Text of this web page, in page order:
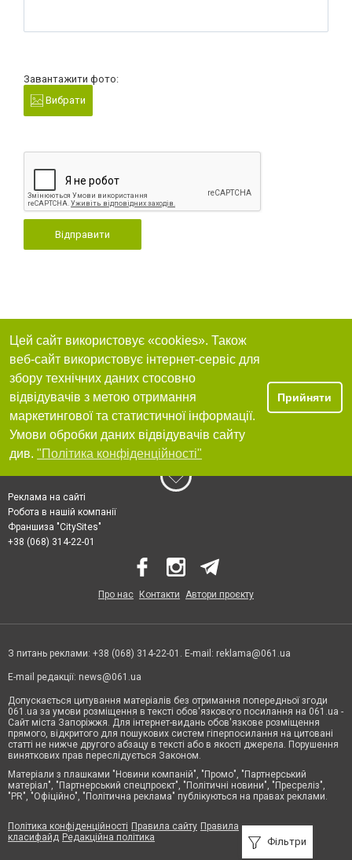
Завантажити фото:
Вибрати
Відправити
Фільтри
Цей сайт використовує «cookies». Також
веб-сайт використовує інтернет-сервіс для
збору технічних даних стосовно
відвідувачів з метою отримання
маркетингової та статистичної інформації.
Умови обробки даних відвідувачів сайту
див. "Політика конфіденційності"
Прийняти
Реклама на сайті
Робота в нашій компанії
Франшиза "CitySites"
+38 (068) 314-22-01
Про нас Контакти Автори проєкту
З питань реклами: +38 (068) 314-22-01. E-mail: reklama@061.ua
E-mail редакції: news@061.ua
Допускається цитування матеріалів без отримання попередньої згоди
061.ua за умови розміщення в тексті обов'язкового посилання на 061.ua -
Сайт міста Запоріжжя. Для інтернет-видань обов'язкове розміщення
прямого, відкритого для пошукових систем гіперпосилання на цитовані
статті не нижче другого абзацу в тексті або в якості джерела. Порушення
виняткових прав переслідується Законом.
Матеріали з плашками "Новини компаній", "Промо", "Партнерський
матеріал", "Партнерський спецпроєкт", "Політичні новини", "Пресреліз",
"PR", "Офіційно", "Політична реклама" публікуються на правах реклами.
Політика конфіденційності Правила сайту Правила
класифайд Редакційна політика